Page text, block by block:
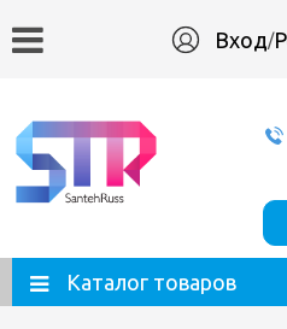
Вход/
Каталог товаров